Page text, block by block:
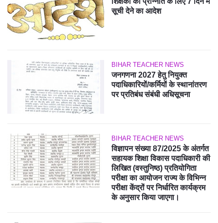
सूची देने का आदेश
BIHAR TEACHER NEWS
जनगणना 2027 हेतु नियुक्त
पदाधिकारियों/कर्मियों के स्थानांतरण
पर प्रतिबंध संबंधी अधिसूचना
BIHAR TEACHER NEWS
विज्ञापन संख्या 87/2025 के अंतर्गत
सहायक शिक्षा विकास पदाधिकारी की
लिखित (वस्तुनिष्ठ) प्रतियोगिता
परीक्षा का आयोजन राज्य के विभिन्न
परीक्षा केंद्रों पर निर्धारित कार्यक्रम
के अनुसार किया जाएगा।